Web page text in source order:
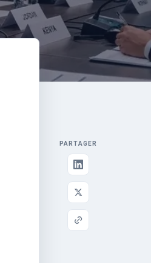
PARTAGER